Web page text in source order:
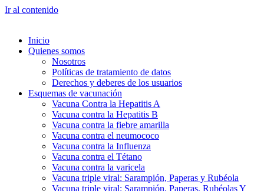
Ir al contenido
Inicio
Quienes somos
Nosotros
Políticas de tratamiento de datos
Derechos y deberes de los usuarios
Esquemas de vacunación
Vacuna Contra la Hepatitis A
Vacuna contra la Hepatitis B
Vacuna contra la fiebre amarilla
Vacuna contra el neumococo
Vacuna contra la Influenza
Vacuna contra el Tétano
Vacuna contra la varicela
Vacuna triple viral: Sarampión, Paperas y Rubéola
Vacuna triple viral: Sarampión, Paperas, Rubéolas Y